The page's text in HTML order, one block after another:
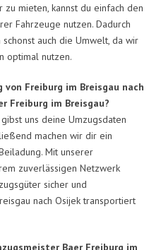
mieten, kannst du einfach den
Fahrzeuge nutzen. Dadurch
auch die Umwelt, da wir
optimal nutzen.
Freiburg im Breisgau nach
Freiburg im Breisgau?
uns deine Umzugsdaten
machen wir dir ein
Mit unserer
zuverlässigen Netzwerk
sicher und
nach Osijek transportiert
Baer Freiburg im